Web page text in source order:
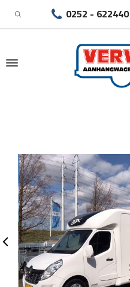
0252 - 622440